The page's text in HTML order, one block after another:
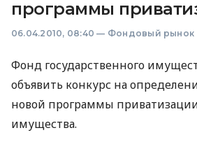
программы
06.04.2010, 08:40 — Фондовый рынок
Фонд государственного
объявить конкурс на
новой программы приватизации
имущества.